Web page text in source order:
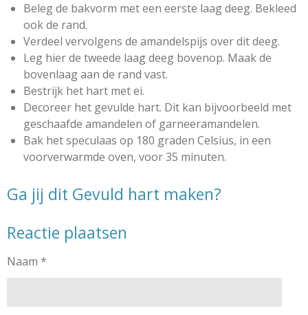
Beleg de bakvorm met een eerste laag deeg. Bekleed
ook de rand.
Verdeel vervolgens de amandelspijs over dit deeg.
Leg hier de tweede laag deeg bovenop. Maak de
bovenlaag aan de rand vast.
Bestrijk het hart met ei.
Decoreer het gevulde hart. Dit kan bijvoorbeeld met
geschaafde amandelen of garneeramandelen.
Bak het speculaas op 180 graden Celsius, in een
voorverwarmde oven, voor 35 minuten.
Ga jij dit Gevuld hart maken?
Reactie plaatsen
Naam *